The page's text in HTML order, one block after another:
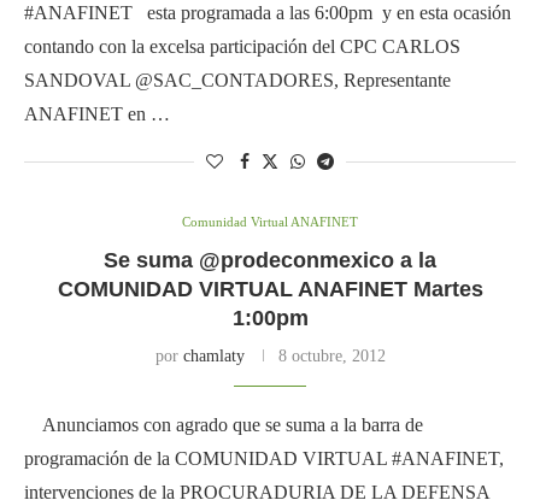
#ANAFINET esta programada a las 6:00pm y en esta ocasión
contando con la excelsa participación del CPC CARLOS
SANDOVAL @SAC_CONTADORES, Representante
ANAFINET en …
Comunidad Virtual ANAFINET
Se suma @prodeconmexico a la
COMUNIDAD VIRTUAL ANAFINET Martes
1:00pm
por chamlaty 8 octubre, 2012
Anunciamos con agrado que se suma a la barra de
programación de la COMUNIDAD VIRTUAL #ANAFINET,
intervenciones de la PROCURADURIA DE LA DEFENSA